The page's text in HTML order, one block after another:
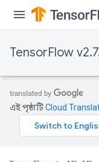
TensorFlow
এই পৃষ্ঠাটিCloud